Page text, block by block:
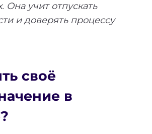
учит отпускать
и доверять процессу
своё
в